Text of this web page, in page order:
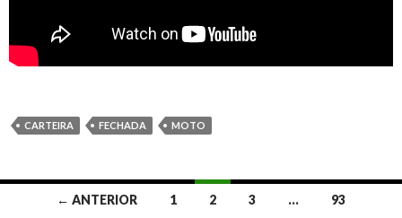
CARTEIRA FECHADA MOTO
Navegação
← ANTERIOR 1 2 3 … 93